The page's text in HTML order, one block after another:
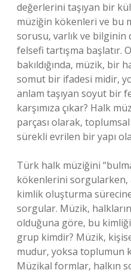
değerlerini taşıyan bir
müziğin kökenleri ve bu
sorusu, varlık ve bilginin
felsefi tartışma başlatır.
bakıldığında, müzik, bir
somut bir ifadesi midir,
anlam taşıyan soyut bir
karşımıza çıkar? Halk
parçası olarak,
sürekli evrilen bir yapı
Türk halk müziğini
kökenlerini sorgularken,
kimlik oluşturma sürecine
sorgular. Müzik,
olduğuna göre, bu
grup kimdir? Müzik,
mudur, yoksa toplumun
Müzikal formlar, halkın